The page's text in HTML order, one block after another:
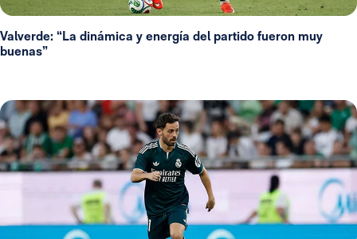
Valverde: “La dinámica y energía del partido fueron muy
buenas”